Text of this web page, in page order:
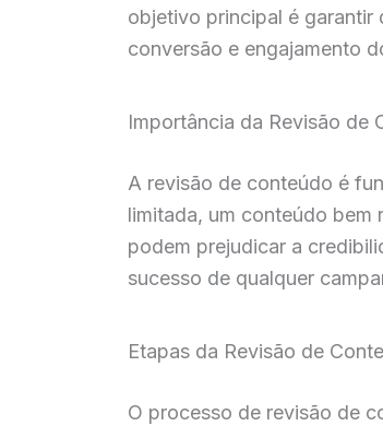
objetivo principal é garantir
conversão e engajamento
Importância da Revisão de
A revisão de conteúdo é
limitada, um conteúdo bem
podem prejudicar a
sucesso de qualquer
Etapas da Revisão de
O processo de revisão de